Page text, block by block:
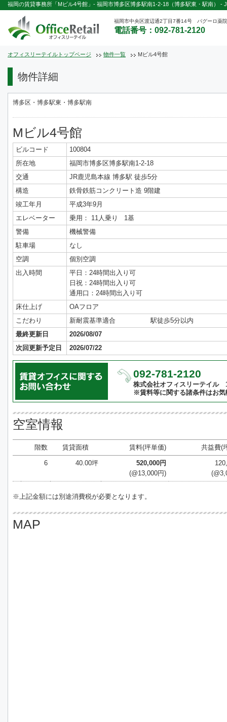
福岡の賃貸事務所「Mビル4号館」- 福岡市博多区博多駅南1-2-18（博多駅東・駅南） -
福岡市中央区渡辺通2丁目7番14号 パグーロ薬
電話番号：092-781-2120
オフィスリーテイルトップページ 物件一覧 Mビル4号館
物件詳細
博多区・博多駅東・博多駅南
Mビル4号館
ビルコード
100804
所在地
福岡市博多区博多駅南1-2-18
交通
JR鹿児島本線 博多駅 徒歩5分
構造
鉄骨鉄筋コンクリート造 9階建
竣工年月
平成3年9月
エレベーター
乗用： 11人乗り 1基
警備
機械警備
駐車場
なし
空調
個別空調
出入時間
平日：24時間出入り可
日祝：24時間出入り可
通用口：24時間出入り可
床仕上げ
OAフロア
こだわり
新耐震基準適合
駅徒歩5分以内
最終更新日
2026/08/07
次回更新予定日
2026/07/22
092-781-2120
株式会社オフィスリーテイル
※賃料等に関する諸条件はお
空室情報
階数 賃貸面積 賃料(坪単価) 共益費(
6 40.00坪
520,000円
(@13,000円)
※上記金額には別途消費税が必要となります。
MAP